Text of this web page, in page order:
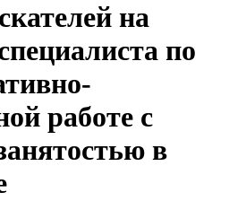
на
по
работе с
в